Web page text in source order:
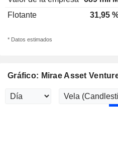
Flotante
31,95
* Datos estimados
Gráfico: Mirae Asset